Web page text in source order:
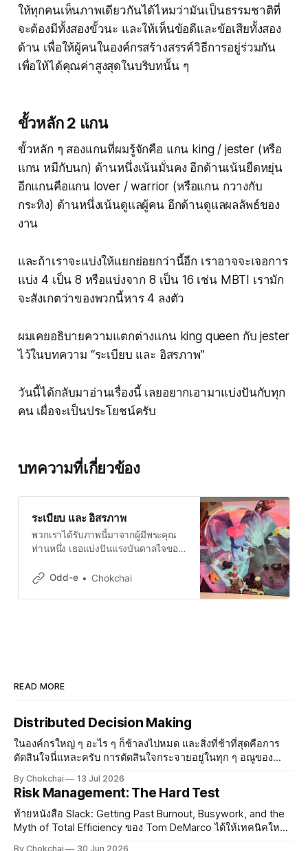
ให้ทุกคนเห็นภาพเดียวกันได้ไหมว่ามันเป็นธรรมชาติที่
จะต้องมีทั้งสองขั้วนะ และให้เห็นข้อดีและข้อเสียทั้งสอง
ด้าน เพื่อให้ผู้คนในองค์กรสร้างสรรค์วิธีการอยู่ร่วมกัน
เพื่อให้ได้คุณค่าสูงสุดในบริบทนั้น ๆ
ขั้วหลัก 2 แกน
ขั้วหลัก ๆ สองแกนที่ผมรู้จักคือ แกน king / jester (หรือ
แกน หมีกับนก) ด้านหนึ่งเน้นมั่นคง อีกด้านเน้นยืดหยุ่น
อีกแกนคือแกน lover / warrior (หรือแกน กวางกับ
กระทิง) ด้านหนึ่งเน้นดูแลผู้คน อีกด้านดูแลผลลัพธ์ของ
งาน
และถ้าเราจะแบ่งให้แยกย่อยกว่านี้อีก เราอาจจะเจอการ
แบ่ง 4 เป็น 8 หรือแบ่งจาก 8 เป็น 16 เช่น MBTI เรามัก
จะสังเกตว่าของพวกนี้หาร 4 ลงตัว
ผมเคยอธิบายความแตกต่างแกน king queen กับ jester
ไว้ในบทความ “ระเบียบ และ อิสรภาพ”
วันนี้ได้กลับมาอ่านเรื่องนี้ เลยอยากเอามาแบ่งปันกับทุก
คน เผื่อจะเป็นประโยชน์ครับ
บทความที่เกี่ยวข้อง
ระเบียบ และ อิสรภาพ
พวกเราได้รับภาพนี้มาจากผู้มีพระคุณ
ท่านหนึ่ง เธอแบ่งปันแรงบันดาลใจของ
ของผู้ปกครองเป็นเหมือนกรอบที่วางเอา
Odd-e Chokchai
READ MORE
Distributed Decision Making
ในองค์กรใหญ่ ๆ อะไร ๆ ก็ช้าลงไปหมด และสิ่งที่ช้าที่สุดคือการ
ตัดสินใจนี่แหละครับ การตัดสินใจกระจายอยู่ในทุก ๆ อณูของ
จะกล้าตัดสินใจและกล้าออกความเห็น แต่พอองค์กรใหญ่
By Chokchai 13 Jul 2026
Risk Management: The Hard Test
ท้ายหนังสือ Slack: Getting Past Burnout, Busywork, and the
Myth of Total Efficiency ของ Tom DeMarco ได้ให้เทคนิคใหม่
By Chokchai 30 Jun 2026